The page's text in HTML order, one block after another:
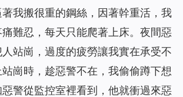
我搬很重的鋼絲，因著幹重活，我
難忍，每天只能爬著上床。夜間惡
站崗，過度的疲勞讓我實在承受不
崗時，趁惡警不在，我偷偷蹲下想
警從監控室裡看到，他就衝過來惡